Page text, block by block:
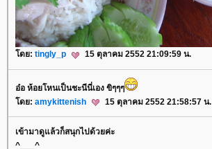
ดย: tingly_p 15 ตุลาคม 2552 21:09:59 น.
อ๋อ ห้อยโหนเป็นชะนีนี่เอง ขิๆๆๆ
ดย: amykittenish 15 ตุลาคม 2552 21:58:57 น.
เข้ามาดูแล้วก็สนุกไปด้วยค่ะ
^___^